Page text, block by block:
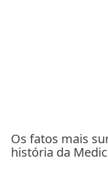
Os fatos mais
história da